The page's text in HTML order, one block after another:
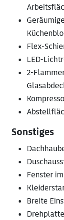
Flex-
LED-
2-
Sonstiges
Fenster
Breite